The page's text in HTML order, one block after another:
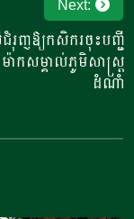
Next:
រុញឱ្យកសិករចុះបញ្ជី
ម៉ាកសម្គាល់ភូមិសាស្ត្រ
ដំណាំ